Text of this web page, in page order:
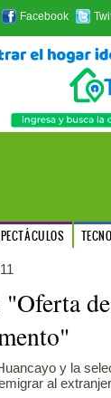
Facebook
y la
al